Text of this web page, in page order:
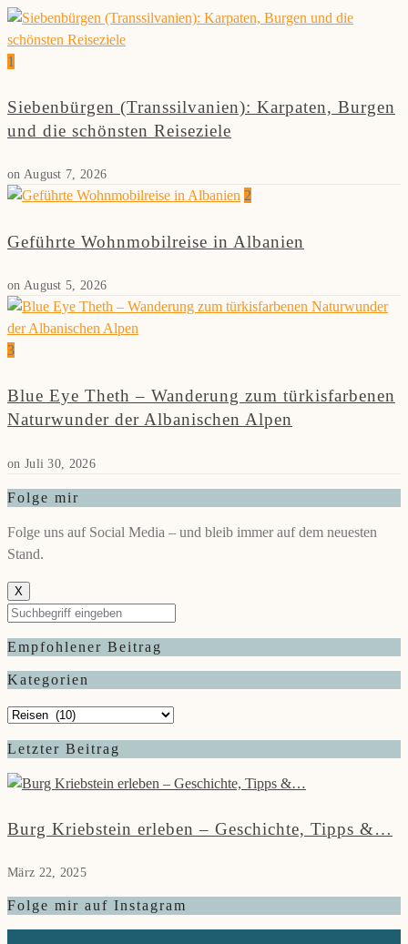
1
Siebenbürgen (Transsilvanien): Karpaten, Burgen
und die schönsten Reiseziele
on August 7, 2026
2
Geführte Wohnmobilreise in Albanien
on August 5, 2026
3
Blue Eye Theth – Wanderung zum türkisfarbenen
Naturwunder der Albanischen Alpen
on Juli 30, 2026
Folge mir
Folge uns auf Social Media – und bleib immer auf dem neuesten
Stand.
X
Empfohlener Beitrag
Kategorien
Kategorien
Letzter Beitrag
Burg Kriebstein erleben – Geschichte, Tipps &…
März 22, 2025
Folge mir auf Instagram